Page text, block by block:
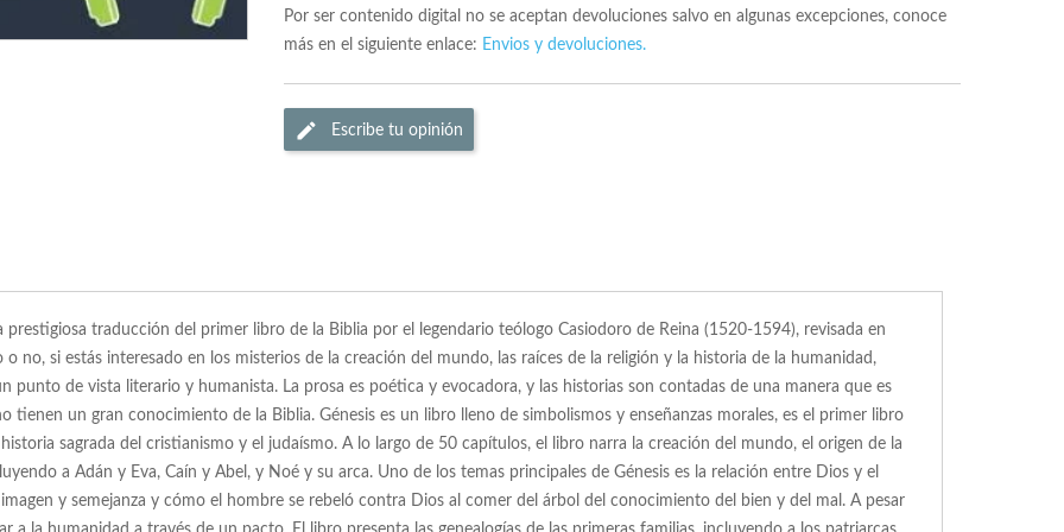
Por ser contenido digital no se aceptan devoluciones salvo en algunas excepciones, conoce
más en el siguiente enlace: Envios y devoluciones.
Escribe tu opinión
traducción del primer libro de la Biblia por el legendario teólogo Casiodoro de Reina (1520-1594), revisada en
no, si estás interesado en los misterios de la creación del mundo, las raíces de la religión y la historia de la humanidad,
punto de vista literario y humanista. La prosa es poética y evocadora, y las historias son contadas de una manera que es
tienen un gran conocimiento de la Biblia. Génesis es un libro lleno de simbolismos y enseñanzas morales, es el primer libro
sagrada del cristianismo y el judaísmo. A lo largo de 50 capítulos, el libro narra la creación del mundo, el origen de la
a Adán y Eva, Caín y Abel, y Noé y su arca. Uno de los temas principales de Génesis es la relación entre Dios y el
y semejanza y cómo el hombre se rebeló contra Dios al comer del árbol del conocimiento del bien y del mal. A pesar